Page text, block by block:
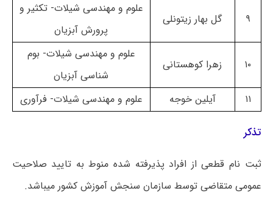
۹ گل بهار زیتونلی
علوم و مهندسی شیلات- تکثیر و
پرورش آبزیان
۱۰ زهرا کوهستانی
علوم و مهندسی شیلات- بوم
شناسی آبزیان
۱۱
آیلین خوجه علوم و مهندسی شیلات- فرآوری
تذکر
ثبت نام قطعی از افراد پذیرفته شده منوط به تایید صلاحیت
عمومی متقاضی توسط سازمان سنجش آموزش کشور میباشد.